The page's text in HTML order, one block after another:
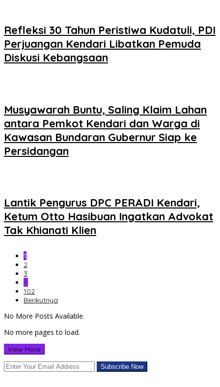
Refleksi 30 Tahun Peristiwa Kudatuli, PDI
Perjuangan Kendari Libatkan Pemuda
Diskusi Kebangsaan
Musyawarah Buntu, Saling Klaim Lahan
antara Pemkot Kendari dan Warga di
Kawasan Bundaran Gubernur Siap ke
Persidangan
Lantik Pengurus DPC PERADI Kendari,
Ketum Otto Hasibuan Ingatkan Advokat
Tak Khianati Klien
1
2
3
…
102
Berikutnya
No More Posts Available.
No more pages to load.
View More